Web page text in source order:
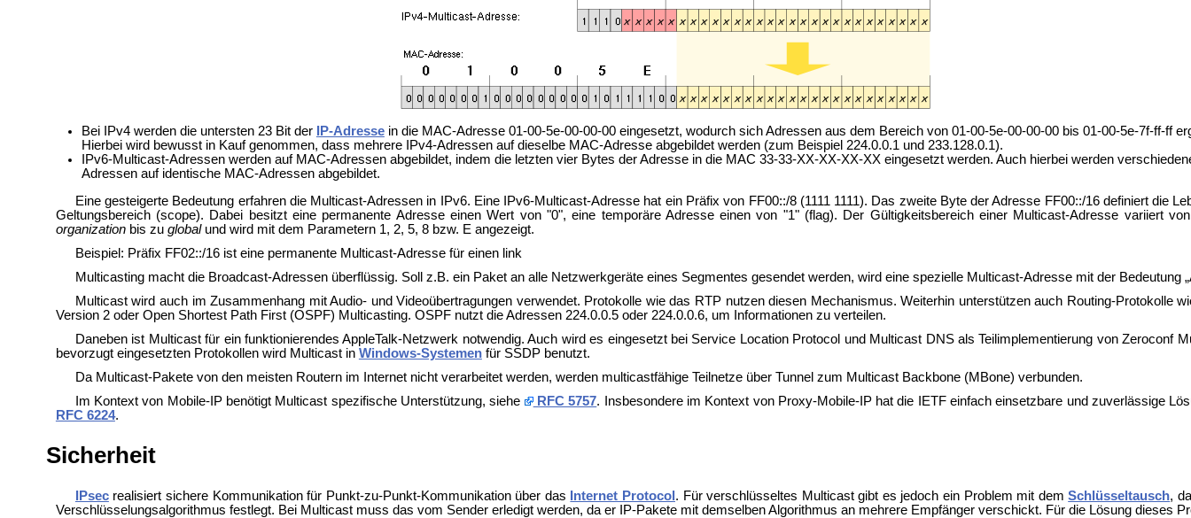
Bei IPv4 werden die untersten 23 Bit der IP-Adressein die MAC-Adresse 01-00-5e-00-00-00 eingesetzt, wodurch sich Adressen aus dem Bereich von 01-00-5e-00-00-00 bis 01-00-5e-7f-ff-ff
Hierbei wird bewusst in Kauf genommen, dass mehrere IPv4-Adressen auf dieselbe MAC-Adresse abgebildet werden (zum Beispiel 224.0.0.1 und 233.128.0.1).
IPv6-Multicast-Adressen werden auf MAC-Adressen abgebildet, indem die letzten vier Bytes der Adresse in die MAC 33-33-XX-XX-XX-XX eingesetzt werden. Auch hierbei werden
Adressen auf identische MAC-Adressen abgebildet.
Eine gesteigerte Bedeutung erfahren die Multicast-Adressen in IPv6. Eine IPv6-Multicast-Adresse hat ein Präfix von FF00::/8 (1111 1111). Das zweite Byte der Adresse FF00::/16 definiert die
Geltungsbereich (scope). Dabei besitzt eine permanente Adresse einen Wert von "0", eine temporäre Adresse einen von "1" (flag). Der Gültigkeitsbereich einer Multicast-Adresse variiert
organizationbis zu globalund wird mit dem Parametern 1, 2, 5, 8 bzw. E angezeigt.
Beispiel: Präfix FF02::/16 ist eine permanente Multicast-Adresse für einen link
Multicasting macht die Broadcast-Adressen überflüssig. Soll z.B. ein Paket an alle Netzwerkgeräte eines Segmentes gesendet werden, wird eine spezielle Multicast-Adresse mit der Bedeutung
Multicast wird auch im Zusammenhang mit Audio- und Videoübertragungen verwendet. Protokolle wie das RTP nutzen diesen Mechanismus. Weiterhin unterstützen auch Routing-Protokolle
Version 2 oder Open Shortest Path First (OSPF) Multicasting. OSPF nutzt die Adressen 224.0.0.5 oder 224.0.0.6, um Informationen zu verteilen.
Daneben ist Multicast für ein funktionierendesAppleTalk-Netzwerk notwendig. Auch wird es eingesetzt bei Service Location Protocol und Multicast DNS als Teilimplementierung vonZeroconf
bevorzugt eingesetzten Protokollen wird Multicast in Windows-Systemenfür SSDP benutzt.
Da Multicast-Pakete von den meisten Routern im Internet nicht verarbeitet werden, werden multicastfähige Teilnetze über Tunnel zum Multicast Backbone (MBone) verbunden.
Im Kontext von Mobile-IP benötigt Multicast spezifische Unterstützung, siehe RFC 5757. Insbesondere im Kontext von Proxy-Mobile-IP hat die IETF einfach einsetzbare und zuverlässige
RFC 6224.
Sicherheit
IPsecrealisiert sichere Kommunikation für Punkt-zu-Punkt-Kommunikation über das Internet Protocol . Für verschlüsseltes Multicast gibt es jedoch ein Problem mit demSchlüsseltausch,
Verschlüsselungsalgorithmus festlegt. Bei Multicast muss das vom Sender erledigt werden, da er IP-Pakete mit demselben Algorithmus an mehrere Empfänger verschickt. Für die Lösung dieses